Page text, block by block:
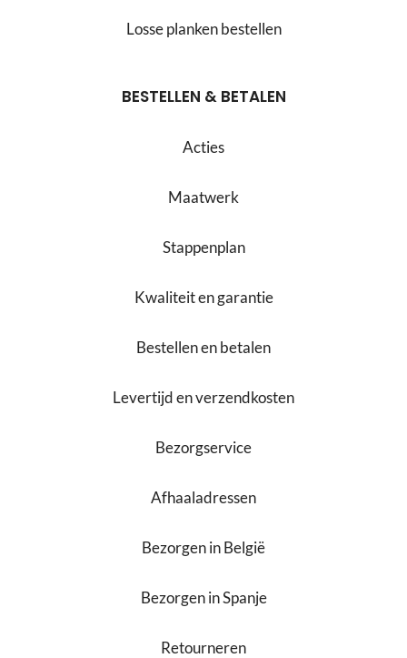
Losse planken bestellen
BESTELLEN & BETALEN
Acties
Maatwerk
Stappenplan
Kwaliteit en garantie
Bestellen en betalen
Levertijd en verzendkosten
Bezorgservice
Afhaaladressen
Bezorgen in België
Bezorgen in Spanje
Retourneren